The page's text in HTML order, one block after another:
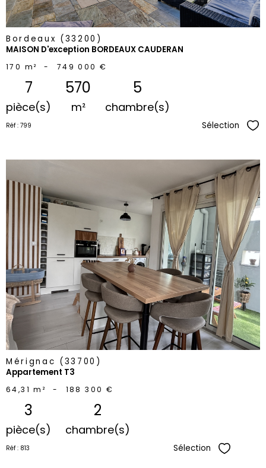
Bordeaux (33200)
MAISON D'exception BORDEAUX CAUDERAN
170 m² - 749 000 €
7
pièce(s)
570
m²
5
chambre(s)
Réf : 799 Sélection
voir le
bien
Mérignac (33700)
Appartement T3
64,31 m² - 188 300 €
3
pièce(s)
2
chambre(s)
Réf : 813 Sélection